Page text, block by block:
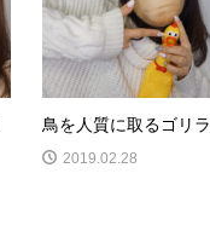
鳥を人質に取るゴリラ
2019.02.28